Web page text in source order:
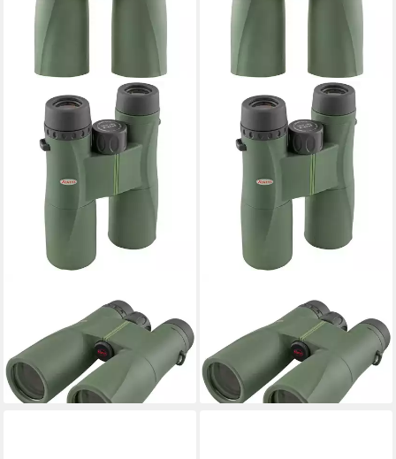
Kowa Fernglas SV II 8x42
Fernglas
ab 289,00 €
14,35 €
mtl. in 24 Raten
lieferbar - in 3-4 Werktagen bei dir
Kowa Fernglas SV II 10x42
Fernglas
299,00 €
14,85 €
mtl. in 24 Raten
lieferbar - in 3-4 Werktagen bei dir